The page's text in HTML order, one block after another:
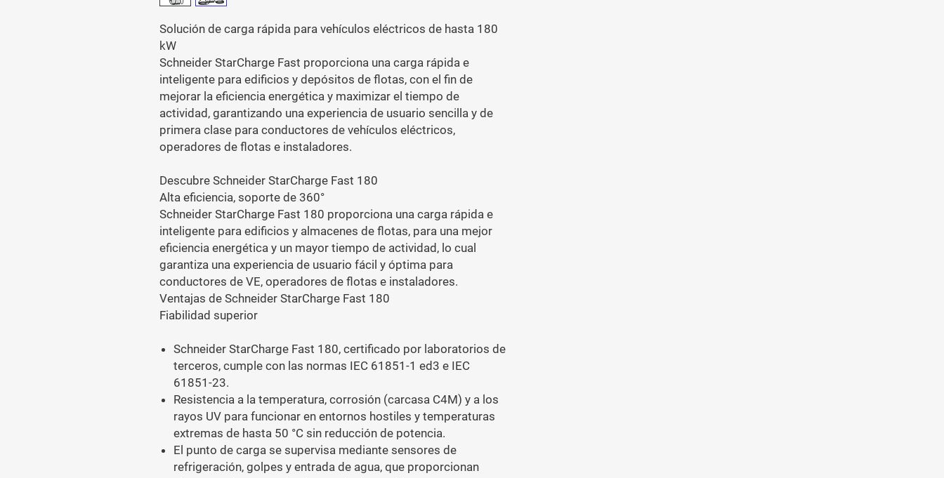
Solución de carga rápida para vehículos eléctricos de hasta 180
kW
Schneider StarCharge Fast proporciona una carga rápida e
inteligente para edificios y depósitos de flotas, con el fin de
mejorar la eficiencia energética y maximizar el tiempo de
actividad, garantizando una experiencia de usuario sencilla y de
primera clase para conductores de vehículos eléctricos,
operadores de flotas e instaladores.
Descubre Schneider StarCharge Fast 180
Alta eficiencia, soporte de 360°
Schneider StarCharge Fast 180 proporciona una carga rápida e
inteligente para edificios y almacenes de flotas, para una mejor
eficiencia energética y un mayor tiempo de actividad, lo cual
garantiza una experiencia de usuario fácil y óptima para
conductores de VE, operadores de flotas e instaladores.
Ventajas de Schneider StarCharge Fast 180
Fiabilidad superior
Schneider StarCharge Fast 180, certificado por laboratorios de
terceros, cumple con las normas IEC 61851-1 ed3 e IEC
61851-23.
Resistencia a la temperatura, corrosión (carcasa C4M) y a los
rayos UV para funcionar en entornos hostiles y temperaturas
extremas de hasta 50 °C sin reducción de potencia.
El punto de carga se supervisa mediante sensores de
refrigeración, golpes y entrada de agua, que proporcionan